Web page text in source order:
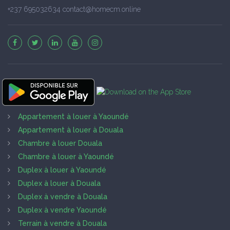
+237 695032634 contact@homecm.online
Appartement à louer à Yaoundé
Appartement à louer à Douala
Chambre à louer Douala
Chambre à louer à Yaoundé
Duplex à louer à Yaoundé
Duplex à louer à Douala
Duplex à vendre à Douala
Duplex à vendre Yaoundé
Terrain à vendre à Douala